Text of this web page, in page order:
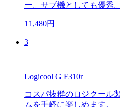
ー。サブ機としても優秀。
11,480円
3
Logicool G F310r
コスパ抜群のロジクール
ムを手軽に楽しめます。